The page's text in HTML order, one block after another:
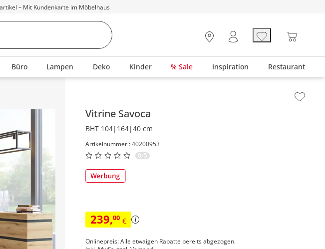
– Mit Kundenkarte im Möbelhaus
Büro Lampen Deko Kinder % Sale Inspiration Restaurant
Vitrine Savoca
BHT 104|164|40 cm
Artikelnummer : 40200953
0/5
239,00 €
Onlinepreis: Alle etwaigen Rabatte bereits abgezogen.